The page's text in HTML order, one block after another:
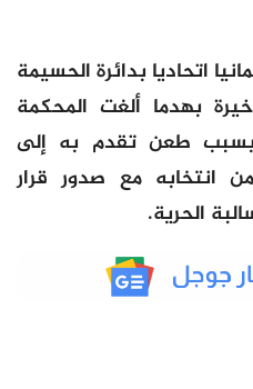
اتحاديا بدائرة الحسيمة
بهدما ألغت المحكمة
بسبب طعن تقدم به إلى
انتخابه مع صدور قرار
الحرية.